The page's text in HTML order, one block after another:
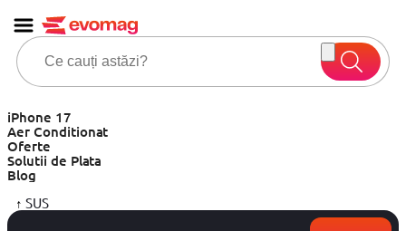
iPhone 17
Aer Conditionat
Oferte
Solutii de Plata
Blog
↑ SUS